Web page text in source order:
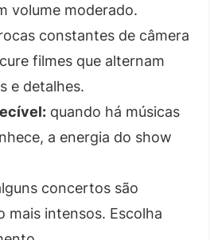
volume moderado.
constantes de câmera
filmes que alternam
e detalhes.
quando há músicas
a energia do show
concertos são
mais intensos. Escolha